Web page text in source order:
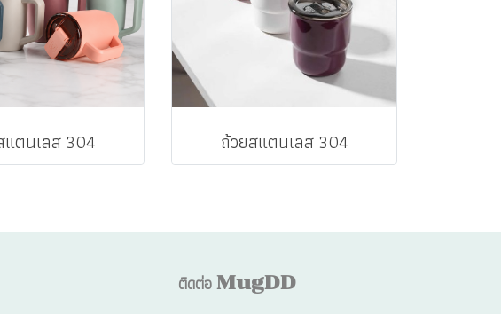
แตนเลส 304 ถ้วยสแตนเลส 304
ติดต่อMugDD